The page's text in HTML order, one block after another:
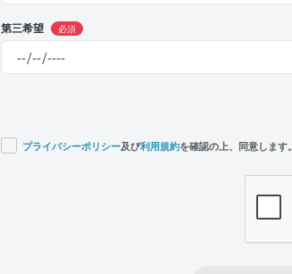
第三希望 必須
プライバシーポリシー及び利用規約を確認の上、同意します。